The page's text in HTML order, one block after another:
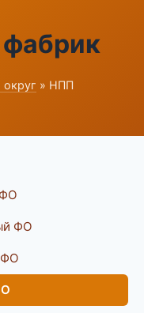
фабрик
» НПП
ФО
ФО